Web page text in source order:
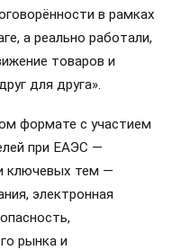
в рамках
а реально работали,
товаров и
для друга».
формате с участием
при ЕАЭС —
ключевых тем —
электронная
рынка и